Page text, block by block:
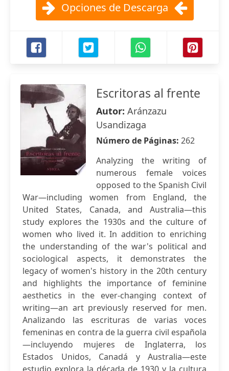
Opciones de Descarga
Escritoras al frente
Autor: Aránzazu
Usandizaga
Número de Páginas: 262
Analyzing the writing of
numerous female voices
opposed to the Spanish Civil
War—including women from England, the
United States, Canada, and Australia—this
study explores the 1930s and the culture of
women who lived it. In addition to enriching
the understanding of the war's political and
sociological aspects, it demonstrates the
legacy of women's history in the 20th century
and highlights the importance of feminine
aesthetics in the ever-changing context of
writing—an art previously reserved for men.
Analizando las escrituras de varias voces
femeninas en contra de la guerra civil española
—incluyendo mujeres de Inglaterra, los
Estados Unidos, Canadá y Australia—este